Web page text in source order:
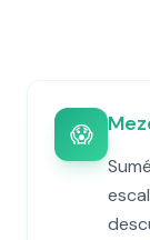
😱